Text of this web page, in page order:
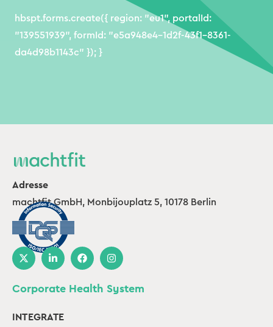
hbspt.forms.create({ region: "eu1", portalId:
"139551939", formId: "e5a948e4-1d2f-43f1-8361-
da4d98b1143c" }); }
Adresse
machtfit GmbH, Monbijouplatz 5, 10178 Berlin
Corporate Health System
INTEGRATE